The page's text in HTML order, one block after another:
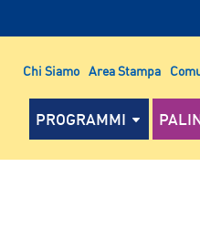
Chi Siamo Area Stampa
PROGRAMMI